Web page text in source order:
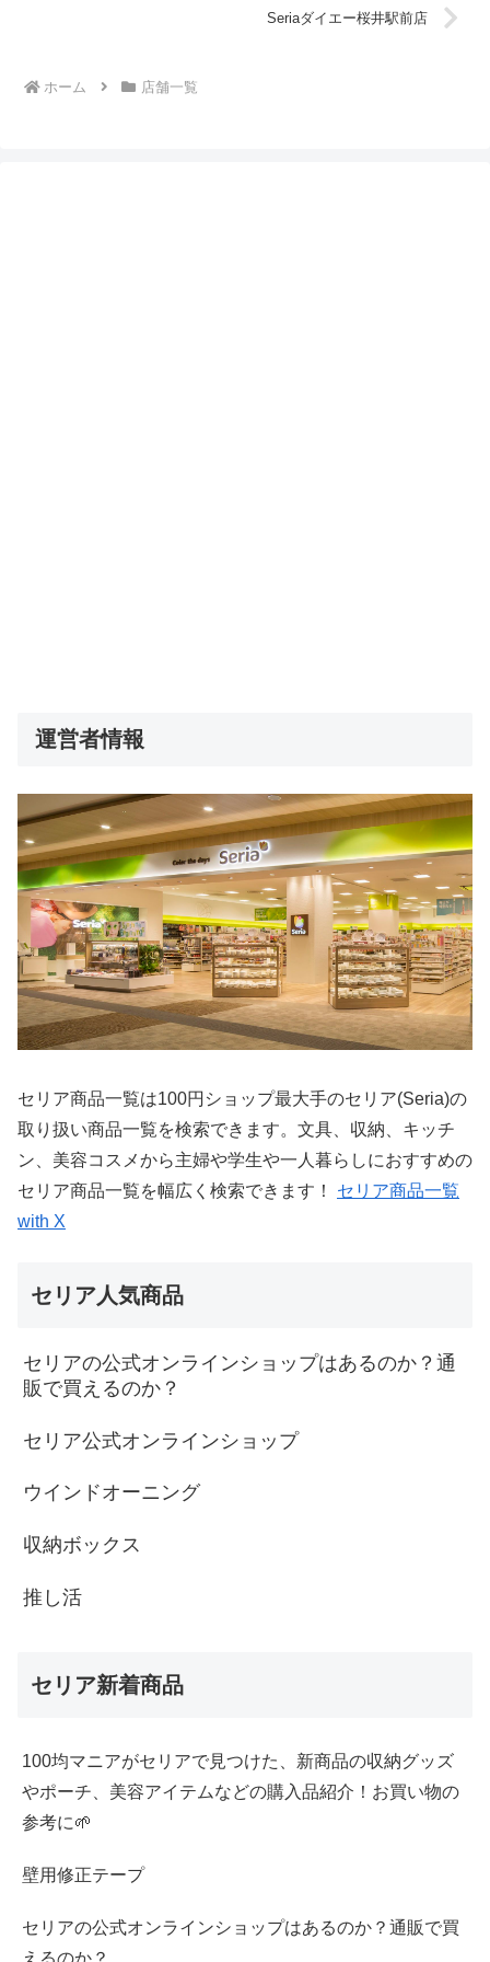
Seriaダイエー桜井駅前店
ホーム 店舗一覧
運営者情報
セリア商品一覧は100円ショップ最大手のセリア(Seria)の
取り扱い商品一覧を検索できます。文具、収納、キッチ
ン、美容コスメから主婦や学生や一人暮らしにおすすめの
セリア商品一覧を幅広く検索できます！ セリア商品一覧
with X
セリア人気商品
セリアの公式オンラインショップはあるのか？通
販で買えるのか？
セリア公式オンラインショップ
ウインドオーニング
収納ボックス
推し活
セリア新着商品
100均マニアがセリアで見つけた、新商品の収納グッズ
やポーチ、美容アイテムなどの購入品紹介！お買い物の
参考に🌱
壁用修正テープ
セリアの公式オンラインショップはあるのか？通販で買